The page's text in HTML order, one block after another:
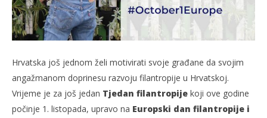
Hrvatska još jednom želi motivirati svoje građane da svojim
angažmanom doprinesu razvoju filantropije u Hrvatskoj.
Vrijeme je za još jedan Tjedan filantropije koji ove godine
počinje 1. listopada, upravo na Europski dan filantropije i